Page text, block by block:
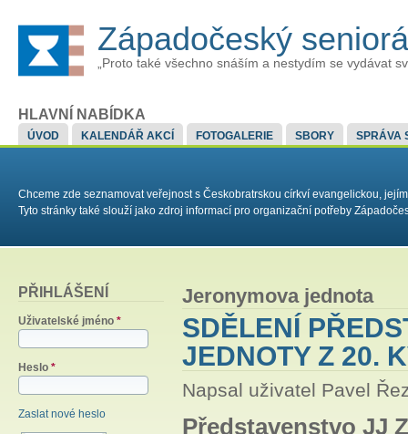
Západočeský
„Proto také všechno snáším a nestydím se vydávat
HLAVNÍ NABÍDKA
ÚVOD KALENDÁŘ AKCÍ FOTOGALERIE SBORY SPRÁVA
Chceme zde seznamovat veřejnost s Českobratrskou církví evangelickou,
Tyto stránky také slouží jako zdroj informací pro organizační potřeby
PŘIHLÁŠENÍ
Uživatelské jméno *
Heslo *
Zaslat nové heslo
Jeronymova jednota
SDĚLENÍ
JEDNOTY Z 20.
Napsal uživatel Pavel
Představenstvo JJ